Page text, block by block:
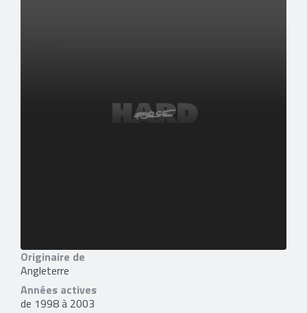
Originaire de
Angleterre
Années actives
de 1998 à 2003